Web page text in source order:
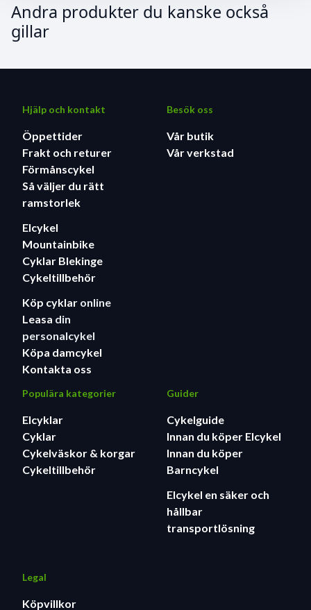
Andra produkter du kanske också
gillar
Hjälp och kontakt
Öppettider
Frakt och returer
Förmånscykel
Så väljer du rätt
ramstorlek
Elcykel
Mountainbike
Cyklar Blekinge
Cykeltillbehör
Köp cyklar online
Leasa din
personalcykel
Köpa damcykel
Kontakta oss
Besök oss
Vår butik
Vår verkstad
Populära kategorier
Elcyklar
Cyklar
Cykelväskor & korgar
Cykeltillbehör
Guider
Cykelguide
Innan du köper Elcykel
Innan du köper
Barncykel
Elcykel en säker och
hållbar
transportlösning
Legal
Köpvillkor